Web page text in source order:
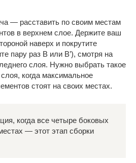
— расставить по своим местам
в верхнем слое. Держите ваш
наверх и покрутите
пару раз В или В’), смотря на
слоя. Нужно выбрать такое
когда максимальное
стоят на своих местах.
когда все четыре боковых
— этот этап сборки